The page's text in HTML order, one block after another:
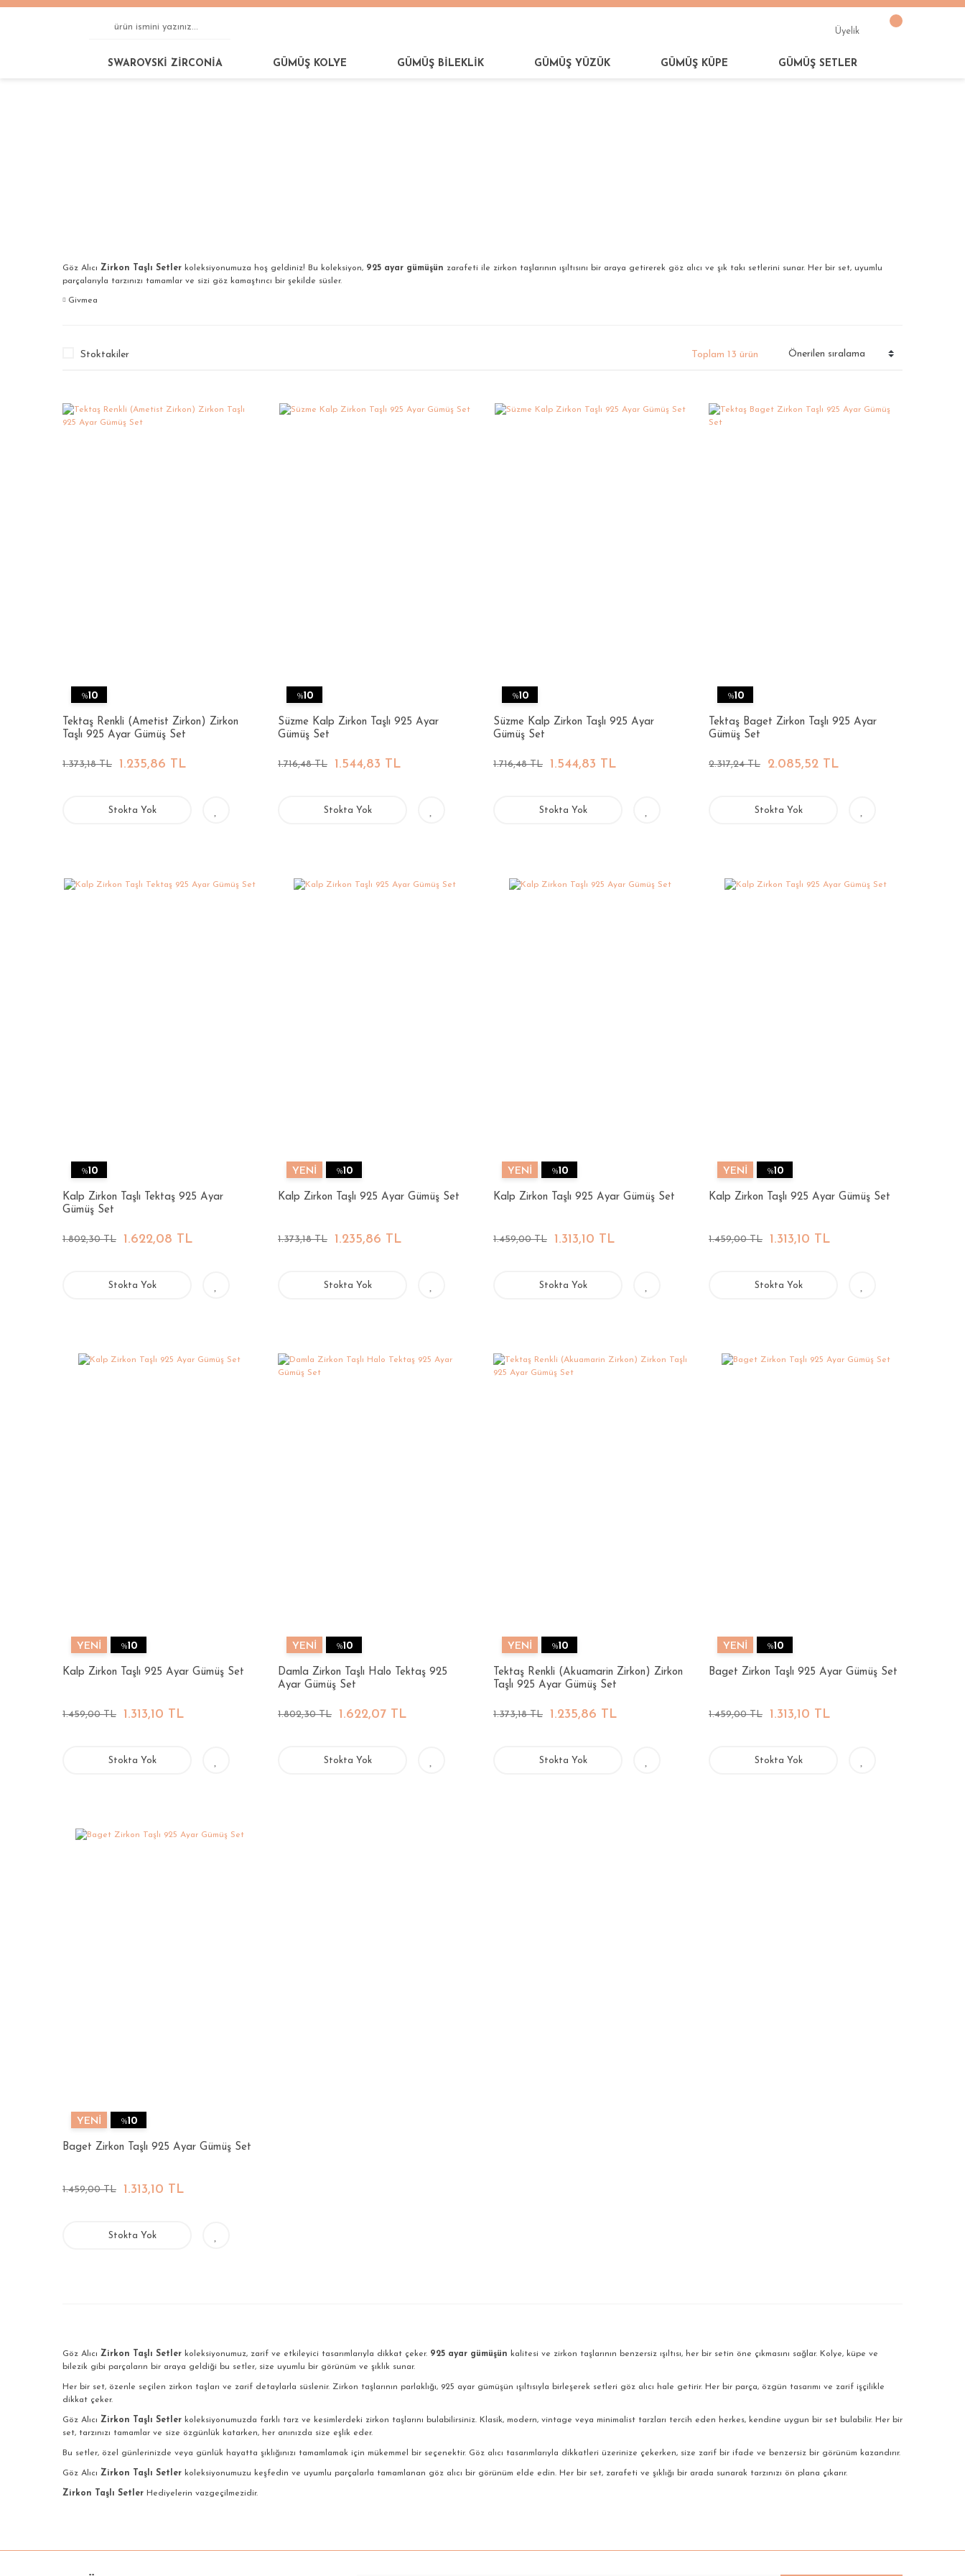
Üyelik
SWAROVSKİ ZİRCONİA GÜMÜŞ KOLYE GÜMÜŞ BİLEKLİK GÜMÜŞ YÜZÜK GÜMÜŞ KÜPE GÜMÜŞ SETLER
Göz Alıcı Zirkon Taşlı Setler koleksiyonumuza hoş geldiniz! Bu koleksiyon, 925 ayar gümüşün zarafeti ile zirkon taşlarının ışıltısını bir araya getirerek göz alıcı ve şık takı setlerini sunar. Her bir set, uyumlu
parçalarıyla tarzınızı tamamlar ve sizi göz kamaştırıcı bir şekilde süsler.
Givmea
Stoktakiler Toplam 13 ürün
%10
Tektaş Renkli (Ametist Zirkon) Zirkon
Taşlı 925 Ayar Gümüş Set
1.373,18 TL 1.235,86 TL
Stokta Yok
%10
Süzme Kalp Zirkon Taşlı 925 Ayar
Gümüş Set
1.716,48 TL 1.544,83 TL
Stokta Yok
%10
Süzme Kalp Zirkon Taşlı 925 Ayar
Gümüş Set
1.716,48 TL 1.544,83 TL
Stokta Yok
%10
Tektaş Baget Zirkon Taşlı 925 Ayar
Gümüş Set
2.317,24 TL 2.085,52 TL
Stokta Yok
%10
Kalp Zirkon Taşlı Tektaş 925 Ayar
Gümüş Set
1.802,30 TL 1.622,08 TL
Stokta Yok
YENİ %10
Kalp Zirkon Taşlı 925 Ayar Gümüş Set
1.373,18 TL 1.235,86 TL
Stokta Yok
YENİ %10
Kalp Zirkon Taşlı 925 Ayar Gümüş Set
1.459,00 TL 1.313,10 TL
Stokta Yok
YENİ %10
Kalp Zirkon Taşlı 925 Ayar Gümüş Set
1.459,00 TL 1.313,10 TL
Stokta Yok
YENİ %10
Kalp Zirkon Taşlı 925 Ayar Gümüş Set
1.459,00 TL 1.313,10 TL
Stokta Yok
YENİ %10
Damla Zirkon Taşlı Halo Tektaş 925
Ayar Gümüş Set
1.802,30 TL 1.622,07 TL
Stokta Yok
YENİ %10
Tektaş Renkli (Akuamarin Zirkon) Zirkon
Taşlı 925 Ayar Gümüş Set
1.373,18 TL 1.235,86 TL
Stokta Yok
YENİ %10
Baget Zirkon Taşlı 925 Ayar Gümüş Set
1.459,00 TL 1.313,10 TL
Stokta Yok
YENİ %10
Baget Zirkon Taşlı 925 Ayar Gümüş Set
1.459,00 TL 1.313,10 TL
Stokta Yok
Göz Alıcı Zirkon Taşlı Setler koleksiyonumuz, zarif ve etkileyici tasarımlarıyla dikkat çeker. 925 ayar gümüşün kalitesi ve zirkon taşlarının benzersiz ışıltısı, her bir setin öne çıkmasını sağlar. Kolye, küpe ve
bilezik gibi parçaların bir araya geldiği bu setler, size uyumlu bir görünüm ve şıklık sunar.
Her bir set, özenle seçilen zirkon taşları ve zarif detaylarla süslenir. Zirkon taşlarının parlaklığı, 925 ayar gümüşün ışıltısıyla birleşerek setleri göz alıcı hale getirir. Her bir parça, özgün tasarımı ve zarif işçilikle
dikkat çeker.
Göz Alıcı Zirkon Taşlı Setler koleksiyonumuzda farklı tarz ve kesimlerdeki zirkon taşlarını bulabilirsiniz. Klasik, modern, vintage veya minimalist tarzları tercih eden herkes, kendine uygun bir set bulabilir. Her bir
set, tarzınızı tamamlar ve size özgünlük katarken, her anınızda size eşlik eder.
Bu setler, özel günlerinizde veya günlük hayatta şıklığınızı tamamlamak için mükemmel bir seçenektir. Göz alıcı tasarımlarıyla dikkatleri üzerinize çekerken, size zarif bir ifade ve benzersiz bir görünüm kazandırır.
Göz Alıcı Zirkon Taşlı Setler koleksiyonumuzu keşfedin ve uyumlu parçalarla tamamlanan göz alıcı bir görünüm elde edin. Her bir set, zarafeti ve şıklığı bir arada sunarak tarzınızı ön plana çıkarır.
Zirkon Taşlı Setler Hediyelerin vazgeçilmezidir.